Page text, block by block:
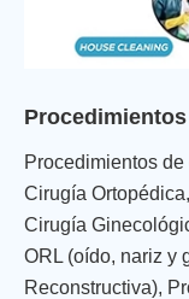
Procedimientos
Cirugía
Cirugía
ORL (oído, nariz y
Reconstructiva),